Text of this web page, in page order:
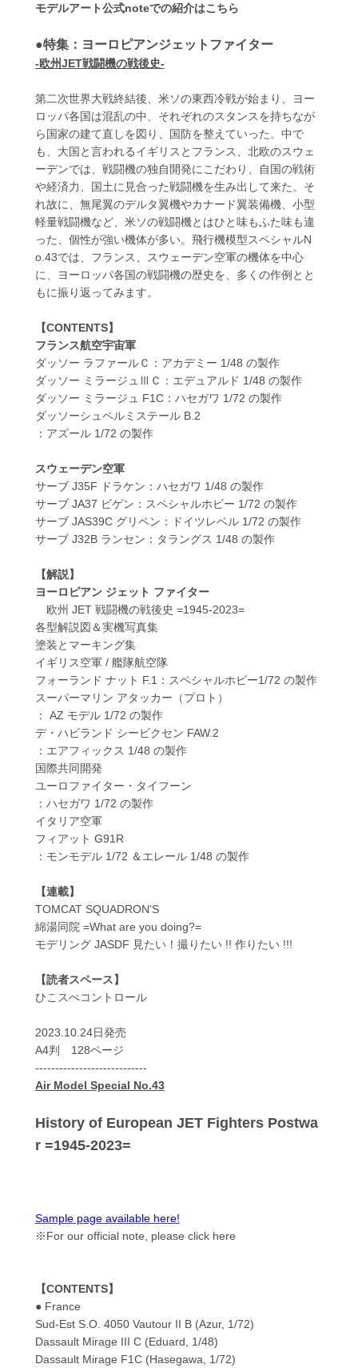
モデルアート公式noteでの紹介はこちら
●特集：ヨーロピアンジェットファイター
-欧州JET戦闘機の戦後史-
第二次世界大戦終結後、米ソの東西冷戦が始まり、ヨー
ロッパ各国は混乱の中、それぞれのスタンスを持ちなが
ら国家の建て直しを図り、国防を整えていった。中で
も、大国と言われるイギリスとフランス、北欧のスウェ
ーデンでは、戦闘機の独自開発にこだわり、自国の戦術
や経済力、国土に見合った戦闘機を生み出して来た。そ
れ故に、無尾翼のデルタ翼機やカナード翼装備機、小型
軽量戦闘機など、米ソの戦闘機とはひと味もふた味も違
った、個性が強い機体が多い。飛行機模型スペシャルN
o.43では、フランス、スウェーデン空軍の機体を中心
に、ヨーロッパ各国の戦闘機の歴史を、多くの作例とと
もに振り返ってみます。
【CONTENTS】
フランス航空宇宙軍
ダッソー ラファールＣ：アカデミー 1/48 の製作
ダッソー ミラージュⅢＣ：エデュアルド 1/48 の製作
ダッソー ミラージュ F1C：ハセガワ 1/72 の製作
ダッソーシュペルミステール B.2
：アズール 1/72 の製作
スウェーデン空軍
サーブ J35F ドラケン：ハセガワ 1/48 の製作
サーブ JA37 ビゲン：スペシャルホビー 1/72 の製作
サーブ JAS39C グリペン：ドイツレベル 1/72 の製作
サーブ J32B ランセン：タラングス 1/48 の製作
【解説】
ヨーロピアン ジェット ファイター
欧州 JET 戦闘機の戦後史 =1945-2023=
各型解説図＆実機写真集
塗装とマーキング集
イギリス空軍 / 艦隊航空隊
フォーランド ナット F.1：スペシャルホビー1/72 の製作
スーパーマリン アタッカー（プロト）
： AZ モデル 1/72 の製作
デ・ハビランド シービクセン FAW.2
：エアフィックス 1/48 の製作
国際共同開発
ユーロファイター・タイフーン
：ハセガワ 1/72 の製作
イタリア空軍
フィアット G91R
：モンモデル 1/72 ＆エレール 1/48 の製作
【連載】
TOMCAT SQUADRON'S
綿湯同院 =What are you doing?=
モデリング JASDF 見たい！撮りたい !! 作りたい !!!
【読者スペース】
ひこスぺコントロール
2023.10.24日発売
A4判 128ページ
----------------------------
Air Model Special No.43
History of European JET Fighters Postwa
r =1945-2023=
Sample page available here!
※For our official note, please click here
【CONTENTS】
● France
Sud-Est S.O. 4050 Vautour II B (Azur, 1/72)
Dassault Mirage III C (Eduard, 1/48)
Dassault Mirage F1C (Hasegawa, 1/72)